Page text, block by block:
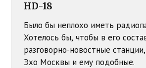
HD-18
Было бы неплохо иметь
Хотелось бы, чтобы в его
разговорно-новостные
Эхо Москвы и ему подобные.